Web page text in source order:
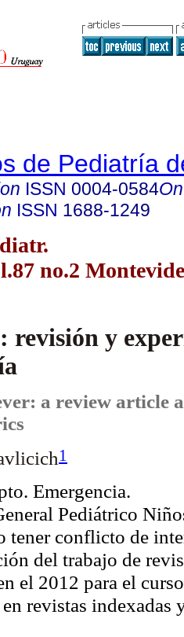
de Pediatría
ISSN 0004-0584
ISSN 1688-1249
no.2
revisión y
a review article
1
Emergencia.
Pediátrico
tener conflicto de
del trabajo de
el 2012 para el
revistas indexadas